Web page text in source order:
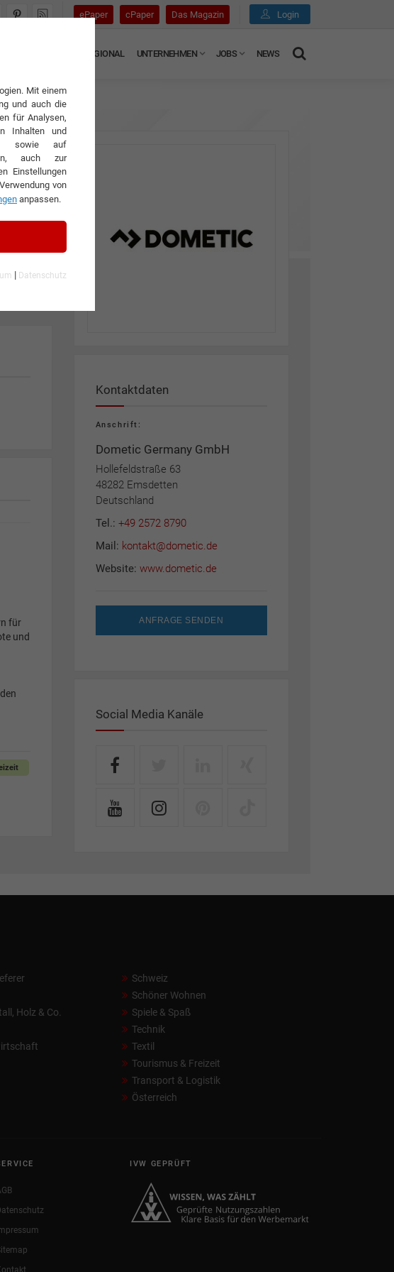
ePaper cPaper Das Magazin Login
REGIONAL UNTERNEHMEN JOBS NEWS
für
und
Kontaktdaten
Anschrift:
Dometic Germany GmbH
Hollefeldstraße 63
48282 Emsdetten
Deutschland
Tel.: +49 2572 8790
Mail: kontakt@dometic.de
Website: www.dometic.de
ANFRAGE SENDEN
Social Media Kanäle
Holz & Co.
Schweiz
Schöner Wohnen
Spiele & Spaß
Technik
Textil
Tourismus & Freizeit
Transport & Logistik
Österreich
IVW GEPRÜFT
Mit einem
und auch die
für Analysen,
Inhalten und
sowie auf
auch zur
Einstellungen
von
anpassen.
| Datenschutz